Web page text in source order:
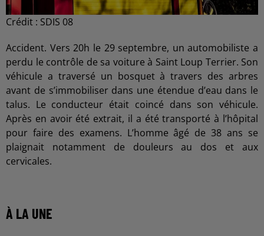
Crédit : SDIS 08
Accident. Vers 20h le 29 septembre, un automobiliste a
perdu le contrôle de sa voiture à Saint Loup Terrier. Son
véhicule a traversé un bosquet à travers des arbres
avant de s’immobiliser dans une étendue d’eau dans le
talus. Le conducteur était coincé dans son véhicule.
Après en avoir été extrait, il a été transporté à l’hôpital
pour faire des examens. L’homme âgé de 38 ans se
plaignait notamment de douleurs au dos et aux
cervicales.
À LA UNE